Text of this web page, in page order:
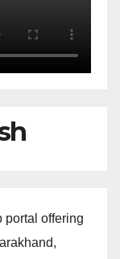
portal offering